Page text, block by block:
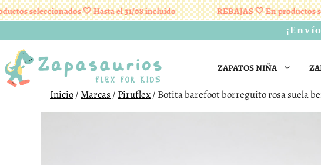
seleccionados 🤍 Hasta el 31/08 incluido REBAJAS 🤍 En productos
al
contenido
ZAPATOS NIÑA
Inicio/Marcas / Piruflex/ Botita barefoot borreguito rosa suela